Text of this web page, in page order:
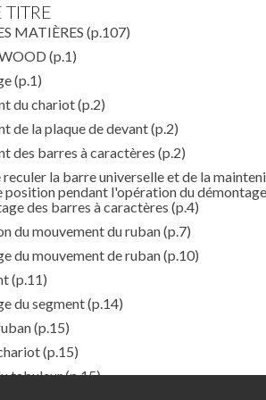
TITRE
MATIÈRES (p.107)
(p.1)
(p.1)
du chariot(p.2)
de la plaque de devant(p.2)
des barres à caractères (p.2)
la barre universelle et de la
position pendant l'opération du
des barres à caractères (p.4)
du mouvement du ruban(p.7)
du mouvement de ruban(p.10)
(p.11)
du segment(p.14)
(p.15)
(p.15)
tabuleur(p.15)